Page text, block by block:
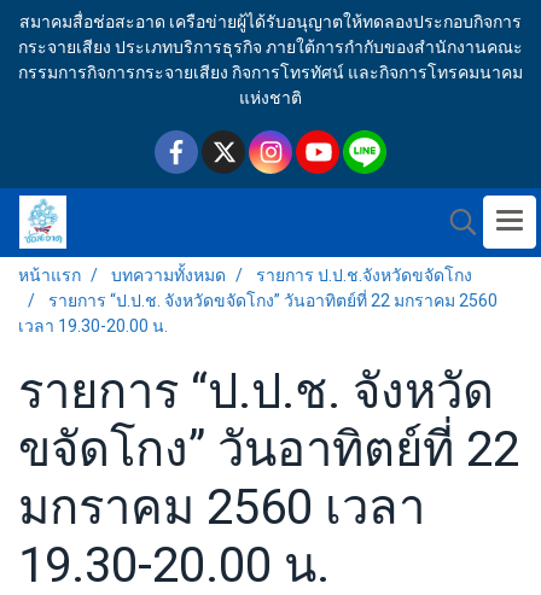
สมาคมสื่อช่อสะอาด เครือข่ายผู้ได้รับอนุญาตให้ทดลองประกอบกิจการ
กระจายเสียง ประเภทบริการธุรกิจ ภายใต้การกำกับของสำนักงานคณะ
กรรมการกิจการกระจายเสียง กิจการโทรทัศน์ และกิจการโทรคมนาคม
แห่งชาติ
หน้าแรก บทความทั้งหมด
รายการ ป.ป.ช.จังหวัดขจัดโกง
รายการ “ป.ป.ช. จังหวัดขจัดโกง” วันอาทิตย์ที่ 22 มกราคม 2560
เวลา 19.30-20.00 น.
รายการ “ป.ป.ช. จังหวัด
ขจัดโกง” วันอาทิตย์ที่ 22
มกราคม 2560 เวลา
19.30-20.00 น.